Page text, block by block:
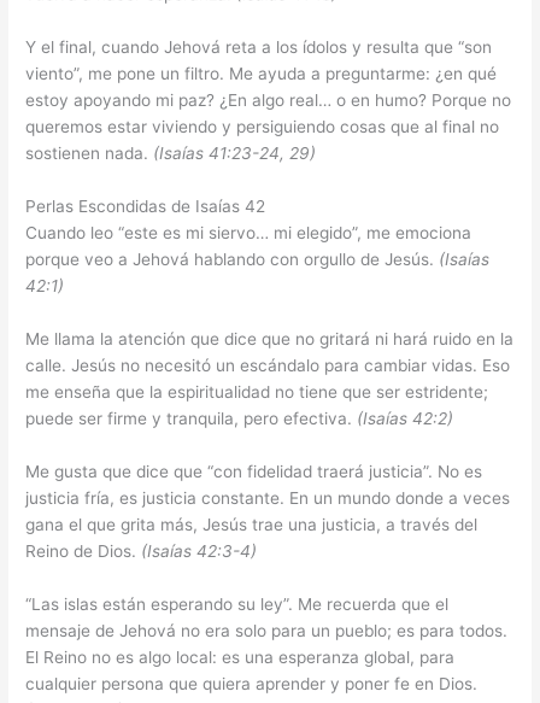
Y el final, cuando Jehová reta a los ídolos y resulta que “son
viento”, me pone un filtro. Me ayuda a preguntarme: ¿en qué
estoy apoyando mi paz? ¿En algo real… o en humo? Porque no
queremos estar viviendo y persiguiendo cosas que al final no
sostienen nada. (Isaías 41:23-24, 29)
Perlas Escondidas de Isaías 42
Cuando leo “este es mi siervo… mi elegido”, me emociona
porque veo a Jehová hablando con orgullo de Jesús. (Isaías
42:1)
Me llama la atención que dice que no gritará ni hará ruido en la
calle. Jesús no necesitó un escándalo para cambiar vidas. Eso
me enseña que la espiritualidad no tiene que ser estridente;
puede ser firme y tranquila, pero efectiva. (Isaías 42:2)
Me gusta que dice que “con fidelidad traerá justicia”. No es
justicia fría, es justicia constante. En un mundo donde a veces
gana el que grita más, Jesús trae una justicia, a través del
Reino de Dios. (Isaías 42:3-4)
“Las islas están esperando su ley”. Me recuerda que el
mensaje de Jehová no era solo para un pueblo; es para todos.
El Reino no es algo local: es una esperanza global, para
cualquier persona que quiera aprender y poner fe en Dios.